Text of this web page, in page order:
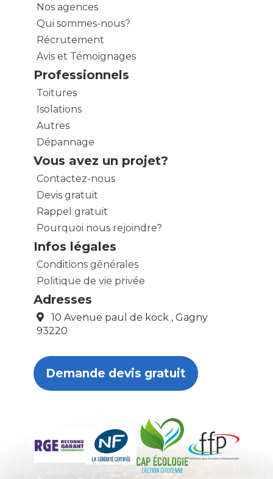
Nos agences
Qui sommes-nous?
Récrutement
Avis et Témoignages
Professionnels
Toitures
Isolations
Autres
Dépannage
Vous avez un projet?
Contactez-nous
Devis gratuit
Rappel gratuit
Pourquoi nous rejoindre?
Infos légales
Conditions générales
Politique de vie privée
Adresses
10 Avenue paul de kock , Gagny
93220
Demande devis gratuit